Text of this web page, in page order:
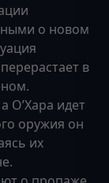
о новом
в
О’Хара идет
оружия он
их